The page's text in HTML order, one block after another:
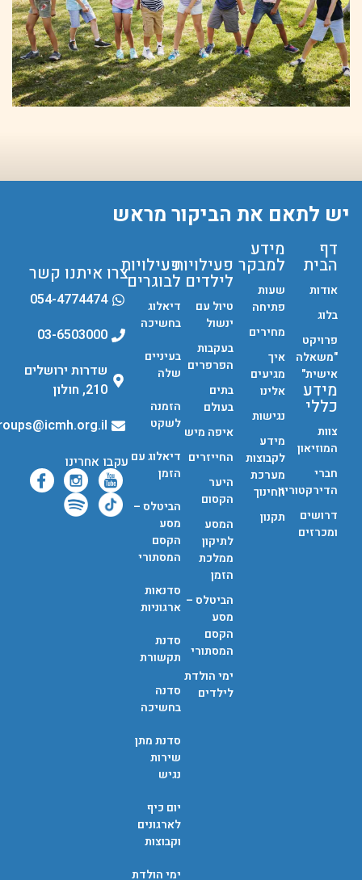
יש לתאם את הביקור מראש
דף
הבית
אודות
בלוג
פרויקט
"משאלה
אישית"
מידע
כללי
צוות
המוזיאון
חברי
הדירקטוריון
דרושים
ומכרזים
מידע
למבקר
שעות
פתיחה
מחירים
איך
מגיעים
אלינו
נגישות
מידע
לקבוצות
מערכת
החינוך
תקנון
פעילויות
לילדים
טיול עם
ינשול
בעקבות
הפרפרים
בתים
בעולם
איפה מיש
החייזרים
היער
הקסום
המסע
לתיקון
ממלכת
הזמן
הביטלס –
מסע
הקסם
המסתורי
ימי הולדת
לילדים
פעילויות
לבוגרים
דיאלוג
בחשיכה
בעיניים
שלה
הזמנה
לשקט
דיאלוג עם
הזמן
הביטלס –
מסע
הקסם
המסתורי
סדנאות
ארגוניות
סדנת
תקשורת
סדנה
בחשיכה
סדנת מתן
שירות
נגיש
יום כיף
לארגונים
וקבוצות
ימי הולדת
צרו איתנו קשר
054-4774474
03-6503000
שדרות ירושלים
210, חולון
groups@icmh.org.il
עקבו אחרינו